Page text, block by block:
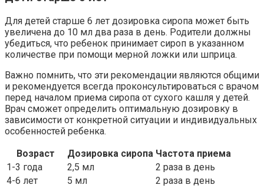
Для детей старше 6 лет дозировка сиропа может быть
увеличена до 10 мл два раза в день. Родители должны
убедиться, что ребенок принимает сироп в указанном
количестве при помощи мерной ложки или шприца.
Важно помнить, что эти рекомендации являются общими
и рекомендуется всегда проконсультироваться с врачом
перед началом приема сиропа от сухого кашля у детей.
Врач сможет определить оптимальную дозировку в
зависимости от конкретной ситуации и индивидуальных
особенностей ребенка.
Возраст
Дозировка сиропа Частота приема
1-3 года
2,5 мл
2 раза в день
4-6 лет
5 мл
2 раза в день